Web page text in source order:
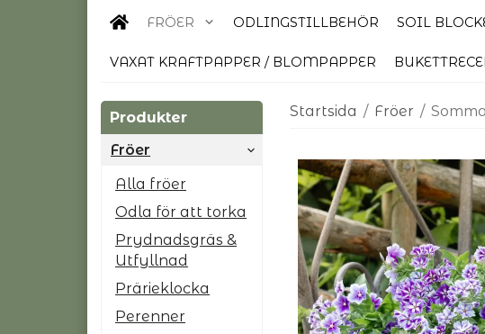
FRÖER ODLINGSTILLBEHÖR SOIL
VAXAT KRAFTPAPPER / BLOMPAPPER
Produkter
Fröer
Alla fröer
Odla för att torka
Prydnadsgräs &
Utfyllnad
Prärieklocka
Perenner
Startsida / Fröer /